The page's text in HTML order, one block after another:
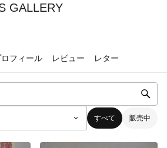
GALLERY
ロフィール レビュー レター
すべて 販売中